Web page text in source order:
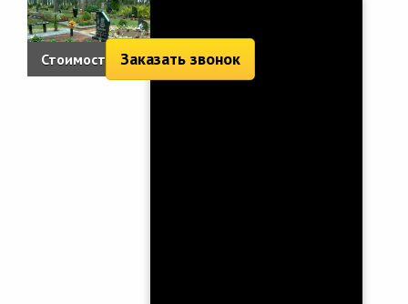
Стоимость: 2 460 руб.
Заказать звонок